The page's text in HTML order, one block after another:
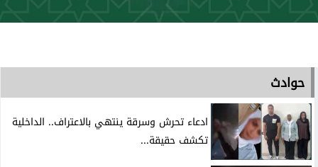
حوادث
ادعاء تحرش وسرقة ينتهي بالاعتراف.. الداخلية
تكشف حقيقة...